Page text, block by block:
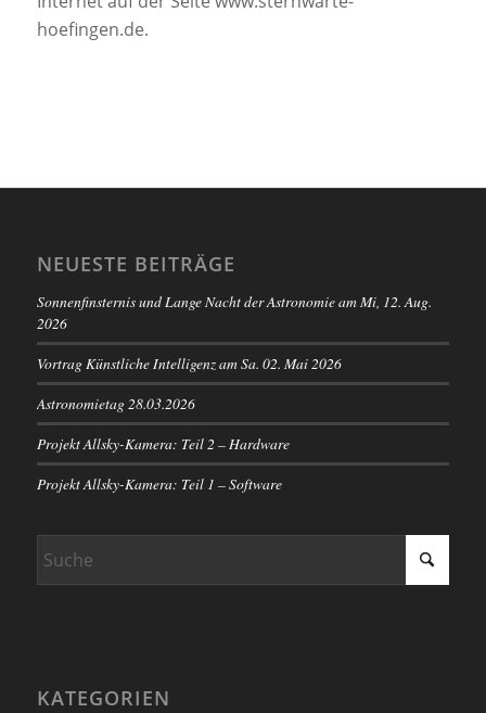
hoefingen.de.
NEUESTE BEITRÄGE
Sonnenfinsternis und Lange Nacht der Astronomie am Mi, 12. Aug.
2026
Vortrag Künstliche Intelligenz am Sa. 02. Mai 2026
Astronomietag 28.03.2026
Projekt Allsky-Kamera: Teil 2 – Hardware
Projekt Allsky-Kamera: Teil 1 – Software
KATEGORIEN